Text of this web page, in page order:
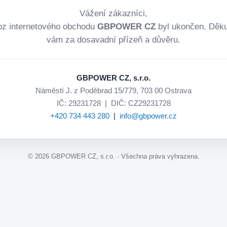
Vážení zákazníci,
internetového obchodu GBPOWER CZbyl ukončen.
vám za dosavadní přízeň a důvěru.
GBPOWER CZ, s.r.o.
Náměstí J. z Poděbrad 15/779, 703 00 Ostrava
IČ: 29231728 | DIČ: CZ29231728
+420 734 443 280 | info@gbpower.cz
© 2026GBPOWER CZ, s.r.o. · Všechna práva vyhrazena.